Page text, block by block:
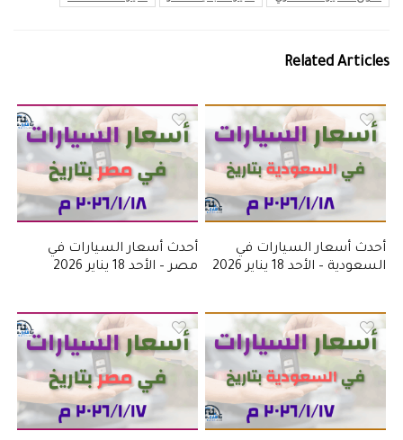
Related Articles
أحدث أسعار السيارات في
السعودية – الأحد 18 يناير 2026
أحدث أسعار السيارات في
مصر – الأحد 18 يناير 2026